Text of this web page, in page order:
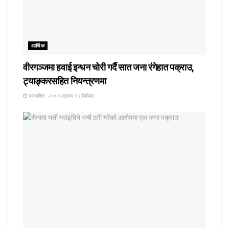
आर्थिक
वीरगञ्जमा हवाई इन्धन चोरी गर्दै सात जना रंगेहात पक्राउ,
ट्याङ्करसहित नियन्त्रणमा
प्रकाशित : २०८० श्रावण ११,बिहीबार